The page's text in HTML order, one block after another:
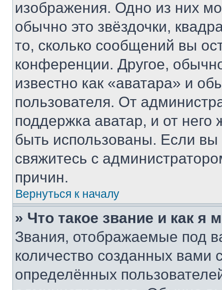
изображения. Одно из них
обычно это звёздочки,
то, сколько сообщений вы
конференции. Другое,
известно как «аватара» и
пользователя. От
поддержка аватар, и от него
быть использованы. Если
свяжитесь с
причин.
Вернуться к началу
» Что такое звание и как я
Звания, отображаемые под
количество созданных
определённых